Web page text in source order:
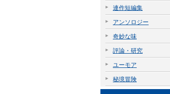
連作短編集
アンソロジー
奇妙な味
評論・研究
ユーモア
秘境冒険